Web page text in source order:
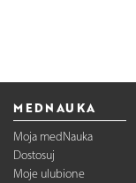
MEDNAUKA
Moja medNauka
Dostosuj
Moje ulubione